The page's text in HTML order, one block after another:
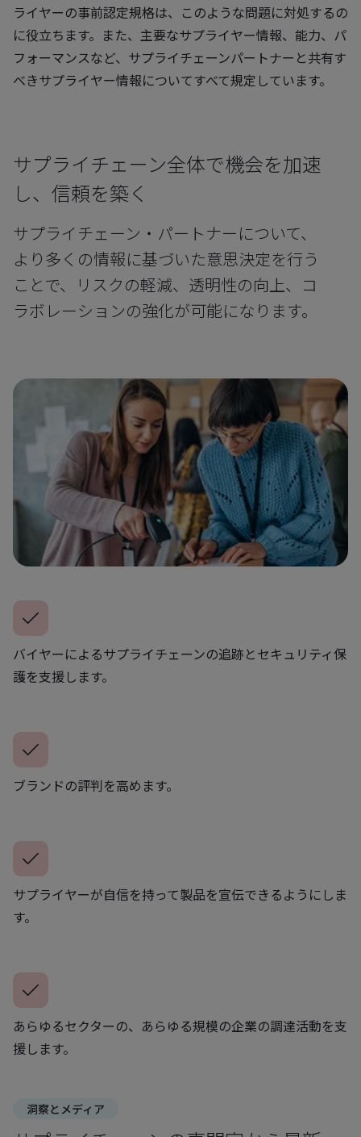
ライヤーの事前認定規格は、このような問題に対処するの
に役立ちます。また、主要なサプライヤー情報、能力、パ
フォーマンスなど、サプライチェーンパートナーと共有す
べきサプライヤー情報についてすべて規定しています。
サプライチェーン全体で機会を加速
し、信頼を築く
サプライチェーン・パートナーについて、
より多くの情報に基づいた意思決定を行う
ことで、リスクの軽減、透明性の向上、コ
ラボレーションの強化が可能になります。
バイヤーによるサプライチェーンの追跡とセキュリティ保
護を支援します。
ブランドの評判を高めます。
サプライヤーが自信を持って製品を宣伝できるようにしま
す。
あらゆるセクターの、あらゆる規模の企業の調達活動を支
援します。
洞察とメディア